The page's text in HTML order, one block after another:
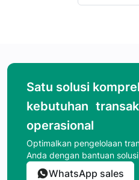
Satu solusi
kebutuhan
operasional
Optimalkan pengelolaan
Anda dengan bantuan
WhatsApp sales